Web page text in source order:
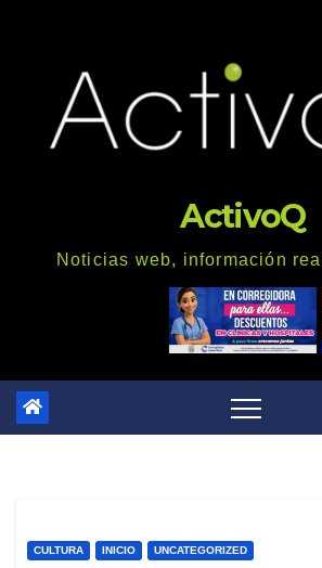
ActivoQ
Noticias web, información
CULTURA INICIO UNCATEGORIZED